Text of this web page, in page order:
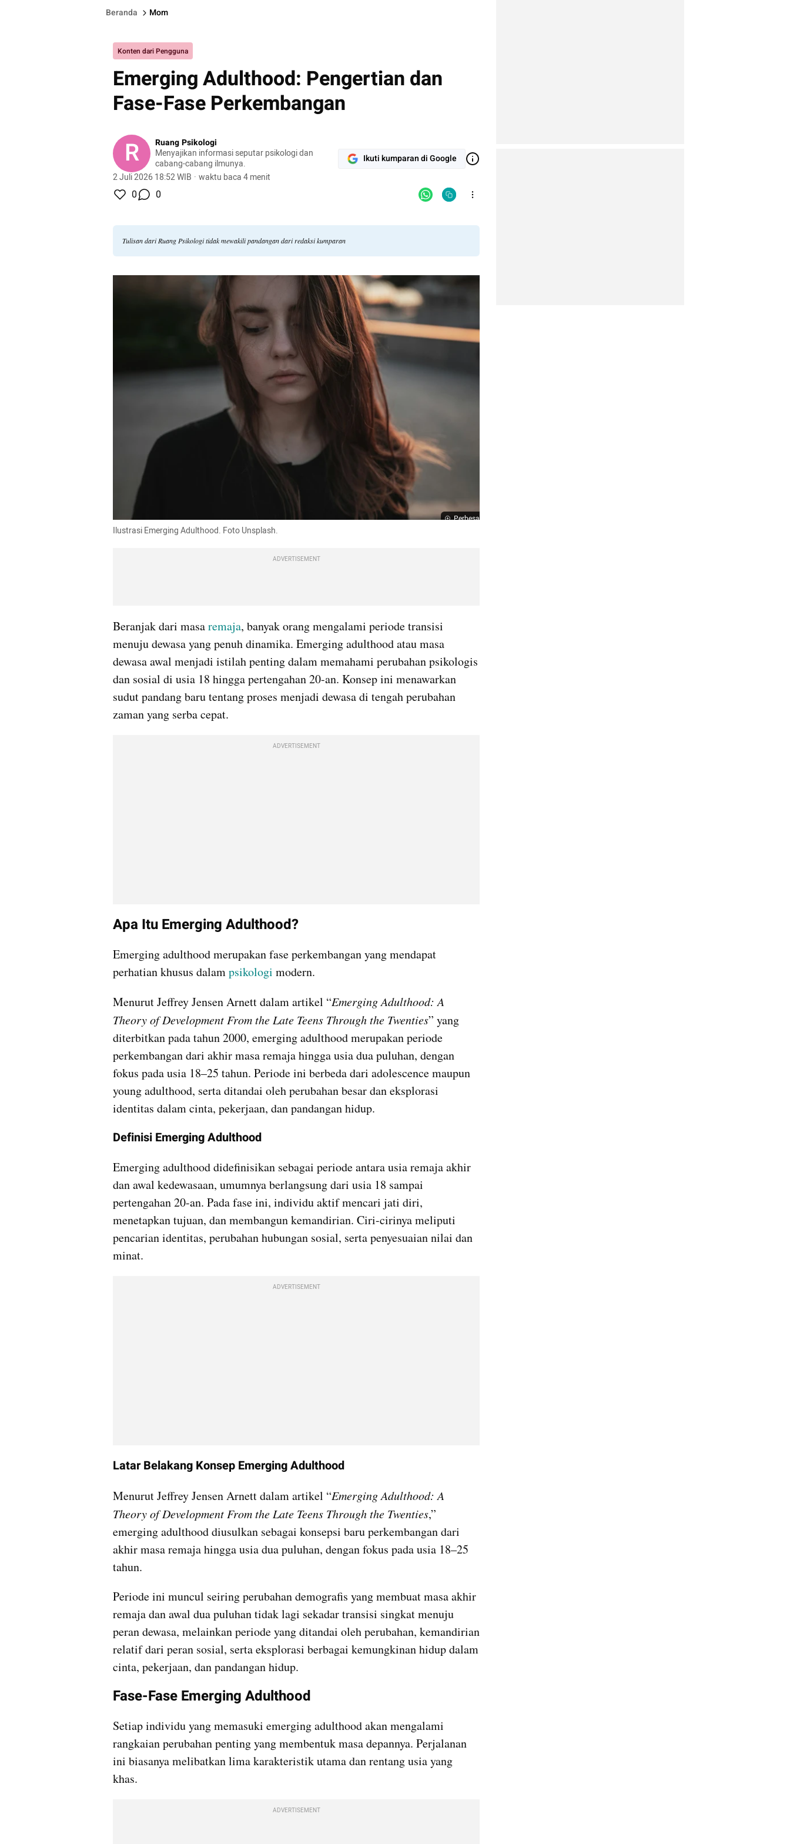
Beranda Mom
Konten dari Pengguna
Emerging Adulthood: Pengertian dan
Fase-Fase Perkembangan
R
Ruang Psikologi
Menyajikan informasi seputar psikologi dan
cabang-cabang ilmunya.
2 Juli 2026 18:52 WIB · waktu baca 4 menit
Ikuti kumparan di Google
0 0
Tulisan dari Ruang Psikologi tidak mewakili pandangan dari redaksi kumparan
Perbesar
Ilustrasi Emerging Adulthood. Foto Unsplash.
ADVERTISEMENT
Beranjak dari masa remaja, banyak orang mengalami periode transisi
menuju dewasa yang penuh dinamika. Emerging adulthood atau masa
dewasa awal menjadi istilah penting dalam memahami perubahan psikologis
dan sosial di usia 18 hingga pertengahan 20-an. Konsep ini menawarkan
sudut pandang baru tentang proses menjadi dewasa di tengah perubahan
zaman yang serba cepat.
ADVERTISEMENT
Apa Itu Emerging Adulthood?
Emerging adulthood merupakan fase perkembangan yang mendapat
perhatian khusus dalam psikologi modern.
Menurut Jeffrey Jensen Arnett dalam artikel “Emerging Adulthood: A
Theory of Development From the Late Teens Through the Twenties” yang
diterbitkan pada tahun 2000, emerging adulthood merupakan periode
perkembangan dari akhir masa remaja hingga usia dua puluhan, dengan
fokus pada usia 18–25 tahun. Periode ini berbeda dari adolescence maupun
young adulthood, serta ditandai oleh perubahan besar dan eksplorasi
identitas dalam cinta, pekerjaan, dan pandangan hidup.
Definisi Emerging Adulthood
Emerging adulthood didefinisikan sebagai periode antara usia remaja akhir
dan awal kedewasaan, umumnya berlangsung dari usia 18 sampai
pertengahan 20-an. Pada fase ini, individu aktif mencari jati diri,
menetapkan tujuan, dan membangun kemandirian. Ciri-cirinya meliputi
pencarian identitas, perubahan hubungan sosial, serta penyesuaian nilai dan
minat.
ADVERTISEMENT
Latar Belakang Konsep Emerging Adulthood
Menurut Jeffrey Jensen Arnett dalam artikel “Emerging Adulthood: A
Theory of Development From the Late Teens Through the Twenties,”
emerging adulthood diusulkan sebagai konsepsi baru perkembangan dari
akhir masa remaja hingga usia dua puluhan, dengan fokus pada usia 18–25
tahun.
Periode ini muncul seiring perubahan demografis yang membuat masa akhir
remaja dan awal dua puluhan tidak lagi sekadar transisi singkat menuju
peran dewasa, melainkan periode yang ditandai oleh perubahan, kemandirian
relatif dari peran sosial, serta eksplorasi berbagai kemungkinan hidup dalam
cinta, pekerjaan, dan pandangan hidup.
Fase-Fase Emerging Adulthood
Setiap individu yang memasuki emerging adulthood akan mengalami
rangkaian perubahan penting yang membentuk masa depannya. Perjalanan
ini biasanya melibatkan lima karakteristik utama dan rentang usia yang
khas.
ADVERTISEMENT